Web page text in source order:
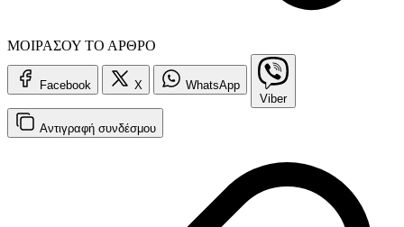
ΜΟΙΡΑΣΟΥ ΤΟ ΑΡΘΡΟ
Facebook X
WhatsApp
Viber
Αντιγραφή συνδέσμου